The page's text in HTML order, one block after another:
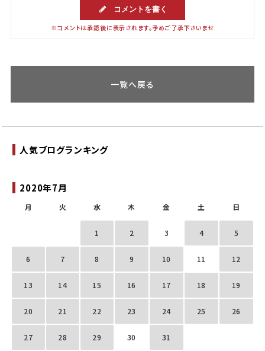
コメントを書く
※コメントは承認後に表示されます。予めご了承下さいませ
一覧へ戻る
2020年7月
月 火 水 木 金 土 日
1 2 3 4 5
6 7 8 9 10 11 12
13 14 15 16 17 18 19
20 21 22 23 24 25 26
27 28 29 30 31
人気ブログランキング